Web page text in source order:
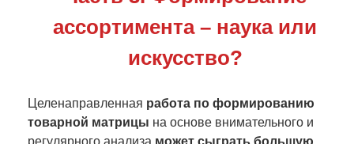
ассортимента – наука или
искусство?
Целенаправленная работа по формированию
товарной матрицы на основе внимательного и
регулярного анализа может сыграть большую